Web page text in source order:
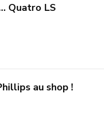
Quatro LS
au shop !